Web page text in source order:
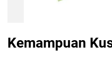
Kemampuan